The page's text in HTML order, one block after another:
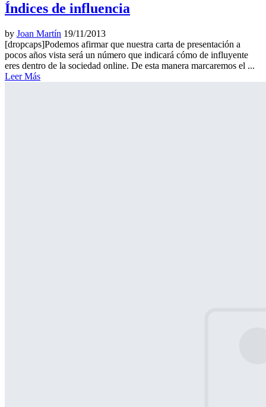
Índices de influencia
by Joan Martín 19/11/2013
[dropcaps]Podemos afirmar que nuestra carta de presentación a
pocos años vista será un número que indicará cómo de influyente
eres dentro de la sociedad online. De esta manera marcaremos el ...
Leer Más